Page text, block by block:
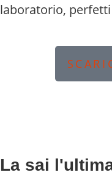
laboratorio,
La sai